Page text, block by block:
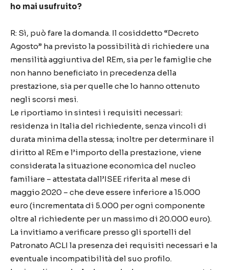
ho mai usufruito?
R: Sì, può fare la domanda. Il cosiddetto “Decreto
Agosto” ha previsto la possibilità di richiedere una
mensilità aggiuntiva del REm, sia per le famiglie che
non hanno beneficiato in precedenza della
prestazione, sia per quelle che lo hanno ottenuto
negli scorsi mesi.
Le riportiamo in sintesi i requisiti necessari:
residenza in Italia del richiedente, senza vincoli di
durata minima della stessa; inoltre per determinare il
diritto al REm e l’importo della prestazione, viene
considerata la situazione economica del nucleo
familiare – attestata dall’ISEE riferita al mese di
maggio 2020 – che deve essere inferiore a 15.000
euro (incrementata di 5.000 per ogni componente
oltre al richiedente per un massimo di 20.000 euro).
La invitiamo a verificare presso gli sportelli del
Patronato ACLI la presenza dei requisiti necessari e la
eventuale incompatibilità del suo profilo.